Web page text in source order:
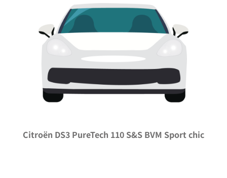
Citroën DS3 PureTech 110 S&S BVM Sport chic